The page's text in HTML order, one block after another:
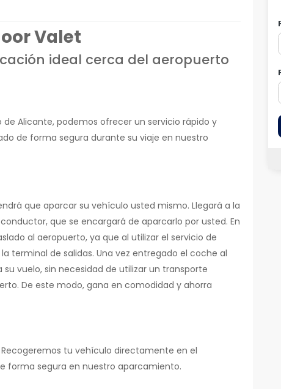
Valet
ideal cerca del aeropuerto
Alicante, podemos ofrecer un servicio rápido y
de forma segura durante su viaje en nuestro
que aparcar su vehículo usted mismo. Llegará a la
que se encargará de aparcarlo por usted. En
al aeropuerto, ya que al utilizar el servicio de
terminal de salidas. Una vez entregado el coche al
vuelo, sin necesidad de utilizar un transporte
De este modo, gana en comodidad y ahorra
tu vehículo directamente en el
forma segura en nuestro aparcamiento.